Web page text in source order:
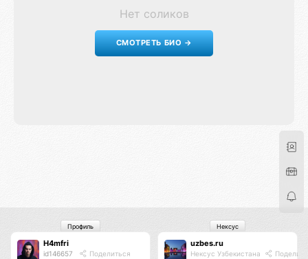
Нет соликов
СМОТРЕТЬ БИО →
H4mfri
id146657 Поделиться
Профиль
uzbes.ru
Нексус Узбекистана
Нексус